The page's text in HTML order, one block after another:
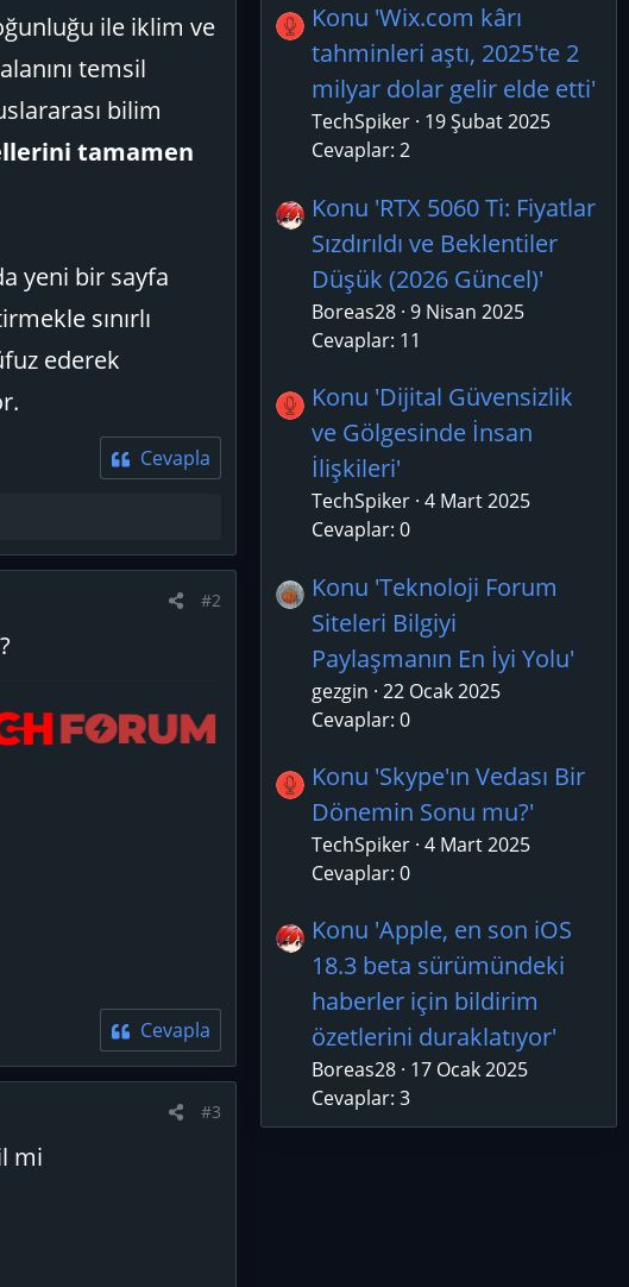
ile iklim ve
temsil
bilim
tamamen
yeni bir sayfa
sınırlı
ederek
Cevapla
#2
Cevapla
#3
mi
Konu 'Wix.com kârı
tahminleri aştı, 2025'te 2
milyar dolar gelir elde etti'
TechSpiker 19 Şubat 2025
Cevaplar: 2
Konu 'RTX 5060 Ti: Fiyatlar
Sızdırıldı ve Beklentiler
Düşük (2026 Güncel)'
Boreas28 9 Nisan 2025
Cevaplar: 11
Konu 'Dijital Güvensizlik
ve Gölgesinde İnsan
İlişkileri'
TechSpiker 4 Mart 2025
Cevaplar: 0
Konu 'Teknoloji Forum
Siteleri Bilgiyi
Paylaşmanın En İyi Yolu'
gezgin 22 Ocak 2025
Cevaplar: 0
Konu 'Skype'ın Vedası Bir
Dönemin Sonu mu?'
TechSpiker 4 Mart 2025
Cevaplar: 0
Konu 'Apple, en son iOS
18.3 beta sürümündeki
haberler için bildirim
özetlerini duraklatıyor'
Boreas28 17 Ocak 2025
Cevaplar: 3